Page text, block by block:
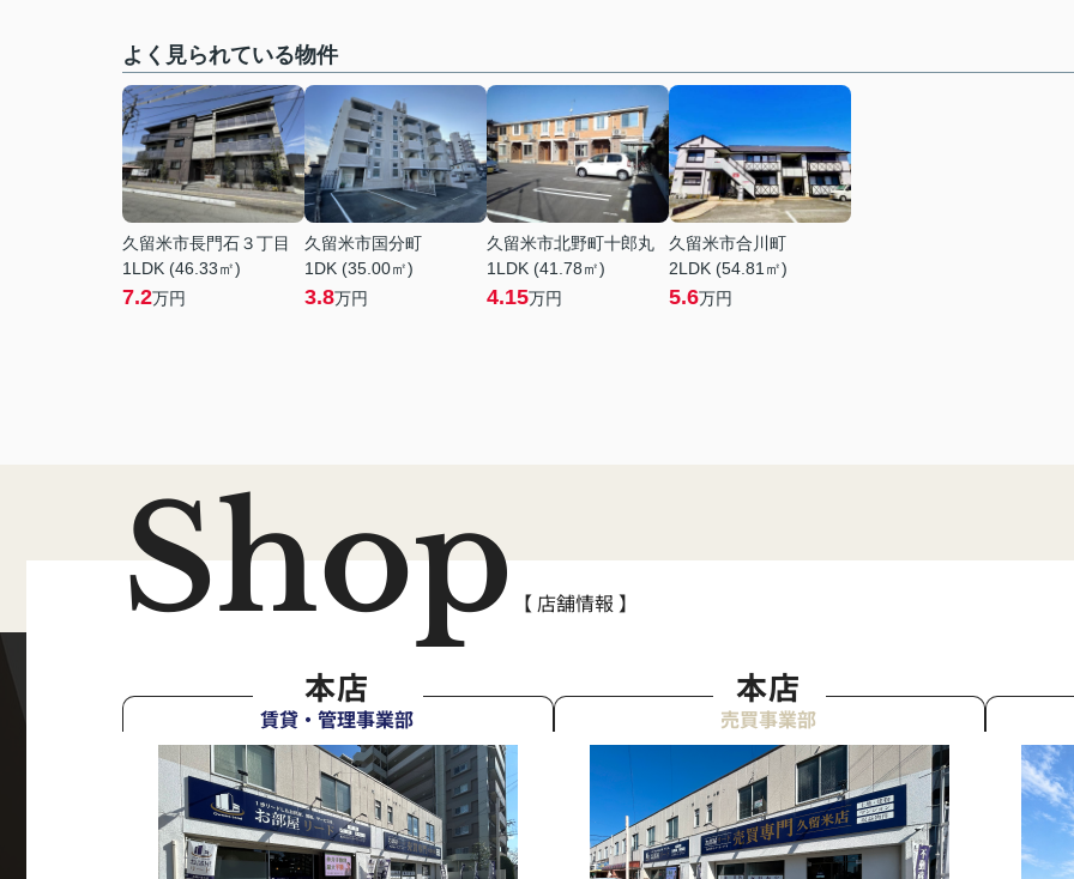
よく見られている物件
久留米市長門石３丁目
1LDK (46.33㎡)
7.2万円
久留米市国分町
1DK (35.00㎡)
3.8万円
久留米市北野町十郎丸
1LDK (41.78㎡)
4.15万円
久留米市合川町
2LDK (54.81㎡)
5.6万円
Shop 【 店舗情報 】
本店
賃貸・管理事業部
本店
売買事業部